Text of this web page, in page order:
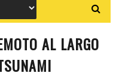
AL LARGO